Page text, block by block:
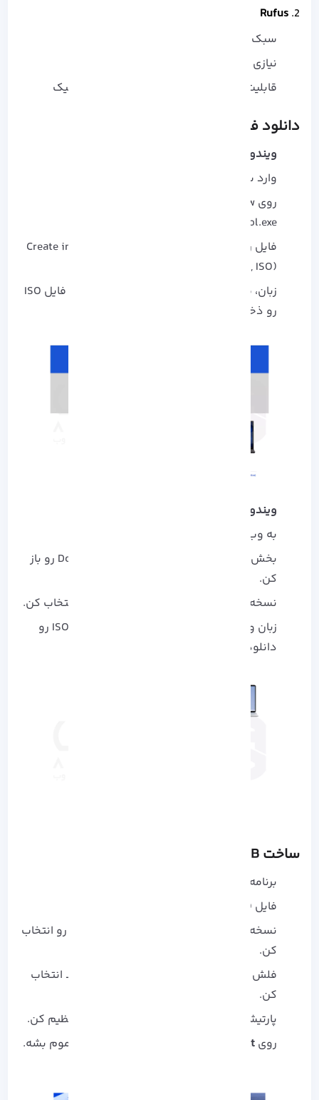
2.
Rufus
سبک و سریع
نیازی به نصب نداره
قابلیت ساخت Windows To Go فقط با چند کلیک
دانلود فایل ISO ویندوز
ویندوز 10
وارد سایت رسمی ویندوز 10
MediaCreationTool.exe رو دانلود کنید.
فایل رو اجرا کنید و گزینه Create install media (USB,
DVD, ISO) رو انتخاب کنید.
زبان، معماری و نسخه ویندوز رو تأیید کنید و فایل ISO
رو ذخیره کنید.
ویندوز 11
به وب‌ سایت دانلود ویندوز 11 برید .
بخش Download Windows 11 Disk Image (ISO) رو باز
کن.
نسخه‌ Windows 11 (multi-edition ISO) رو انتخاب کن.
زبان و نسخه 64 بیتی رو مشخص کن و فایل ISO رو
دانلود کن.
ساخت USB بوت با WinToUSB
برنامه WinToUSB رو نصب و اجرا کن.
فایل ISO ویندوز رو انتخاب کن.
نسخه ویندوز مورد نظرت (مثلاً Home یا Pro) رو انتخاب
کن.
فلش USB رو وصل و به عنوان دیسک مقصد انتخاب
کن.
پارتیشن‌ بندی مناسب برای BIOS یا UEFI رو تنظیم کن.
رویNext کلیک کن و منتظر بمون تا فرآیند تموم بشه.